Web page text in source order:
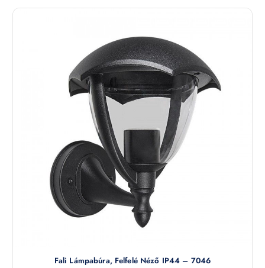
Fali Lámpabúra, Felfelé Néző IP44 – 7046